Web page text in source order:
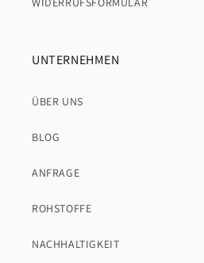
UNTERNEHMEN
ÜBER UNS
BLOG
ANFRAGE
ROHSTOFFE
NACHHALTIGKEIT